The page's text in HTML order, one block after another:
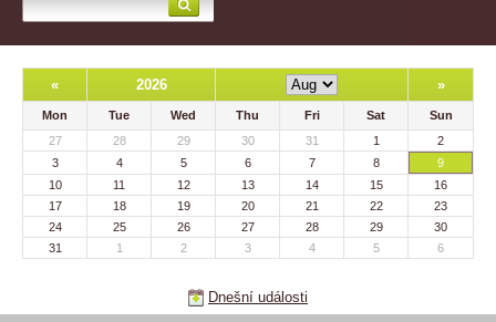
« 2026 »
Mon Tue Wed Thu Fri Sat
Sun
27
28 29 30 31 1
2
3
4 5 6 7 8
9
10
11 12 13 14 15
16
17
18 19 20 21 22
23
24
25 26 27 28 29
30
31
1 2 3 4 5 6
Dnešní události